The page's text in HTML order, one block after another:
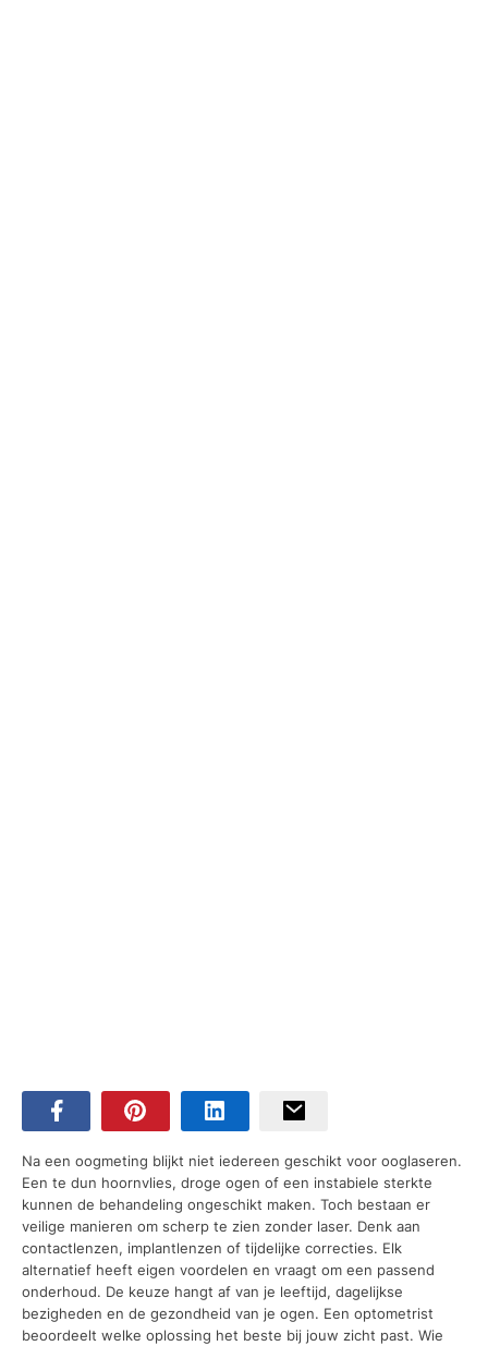
Na een oogmeting blijkt niet iedereen geschikt voor ooglaseren.
Een te dun hoornvlies, droge ogen of een instabiele sterkte
kunnen de behandeling ongeschikt maken. Toch bestaan er
veilige manieren om scherp te zien zonder laser. Denk aan
contactlenzen, implantlenzen of tijdelijke correcties. Elk
alternatief heeft eigen voordelen en vraagt om een passend
onderhoud. De keuze hangt af van je leeftijd, dagelijkse
bezigheden en de gezondheid van je ogen. Een optometrist
beoordeelt welke oplossing het beste bij jouw zicht past. Wie